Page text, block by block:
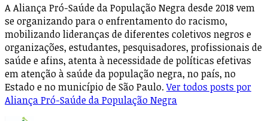
A Aliança Pró-Saúde da População Negra desde 2018 vem
se organizando para o enfrentamento do racismo,
mobilizando lideranças de diferentes coletivos negros e
organizações, estudantes, pesquisadores, profissionais de
saúde e afins, atenta à necessidade de políticas efetivas
em atenção à saúde da população negra, no país, no
Estado e no município de São Paulo.Ver todos posts por
Aliança Pró-Saúde da População Negra